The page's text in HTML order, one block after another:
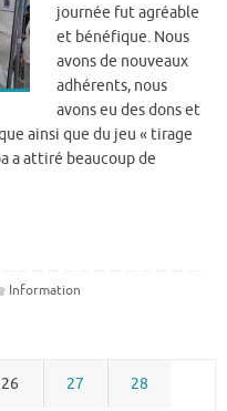
journée fut agréable
et bénéfique. Nous
avons de nouveaux
adhérents, nous
avons eu des dons et
ainsi que du jeu « tirage
a attiré beaucoup de
Information
26 27 28